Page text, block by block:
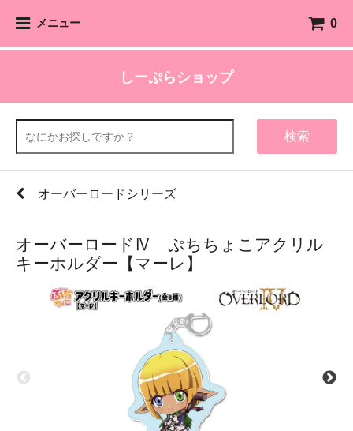
メニュー 0
しーぷらショップ
検索
オーバーロードシリーズ
オーバーロードⅣ ぷちちょこアクリル
キーホルダー【マーレ】